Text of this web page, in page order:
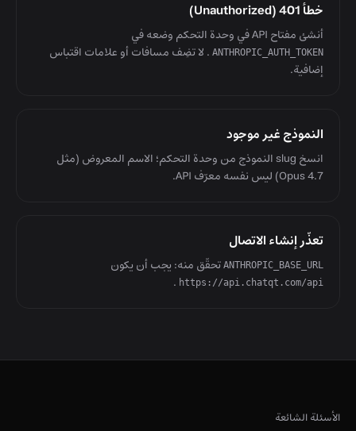
خطأ 401 (Unauthorized)
أنشئ مفتاح API في وحدة التحكم وضعه في
ANTHROPIC_AUTH_TOKEN . لا تضِف مسافات أو علامات اقتباس
إضافية.
النموذج غير موجود
انسخ slug النموذج من وحدة التحكم؛ الاسم المعروض (مثل
Opus 4.7) ليس نفسه معرّف API.
تعذّر إنشاء الاتصال
ANTHROPIC_BASE_URL تحقّق منه: يجب أن يكون
https://api.chatqt.com/api
.
الأسئلة الشائعة